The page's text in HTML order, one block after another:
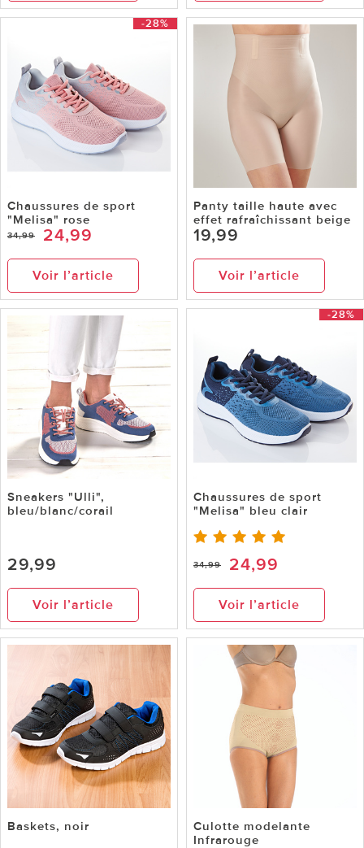
-28%
Chaussures de sport
"Melisa" rose
34,99 24,99
Voir l’article
Panty taille haute avec
effet rafraîchissant beige
19,99
Voir l’article
Sneakers "Ulli",
bleu/blanc/corail
29,99
Voir l’article
-28%
Chaussures de sport
"Melisa" bleu clair
34,99 24,99
Voir l’article
Baskets, noir
Culotte modelante
Infrarouge